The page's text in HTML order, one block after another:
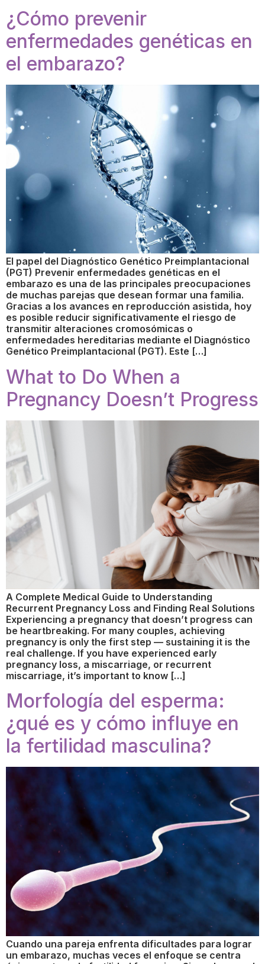
¿Cómo prevenir
enfermedades genéticas en
el embarazo?
El papel del Diagnóstico Genético Preimplantacional
(PGT) Prevenir enfermedades genéticas en el
embarazo es una de las principales preocupaciones
de muchas parejas que desean formar una familia.
Gracias a los avances en reproducción asistida, hoy
es posible reducir significativamente el riesgo de
transmitir alteraciones cromosómicas o
enfermedades hereditarias mediante el Diagnóstico
Genético Preimplantacional (PGT). Este […]
What to Do When a
Pregnancy Doesn’t Progress
A Complete Medical Guide to Understanding
Recurrent Pregnancy Loss and Finding Real Solutions
Experiencing a pregnancy that doesn’t progress can
be heartbreaking. For many couples, achieving
pregnancy is only the first step — sustaining it is the
real challenge. If you have experienced early
pregnancy loss, a miscarriage, or recurrent
miscarriage, it’s important to know […]
Morfología del esperma:
¿qué es y cómo influye en
la fertilidad masculina?
Cuando una pareja enfrenta dificultades para lograr
un embarazo, muchas veces el enfoque se centra